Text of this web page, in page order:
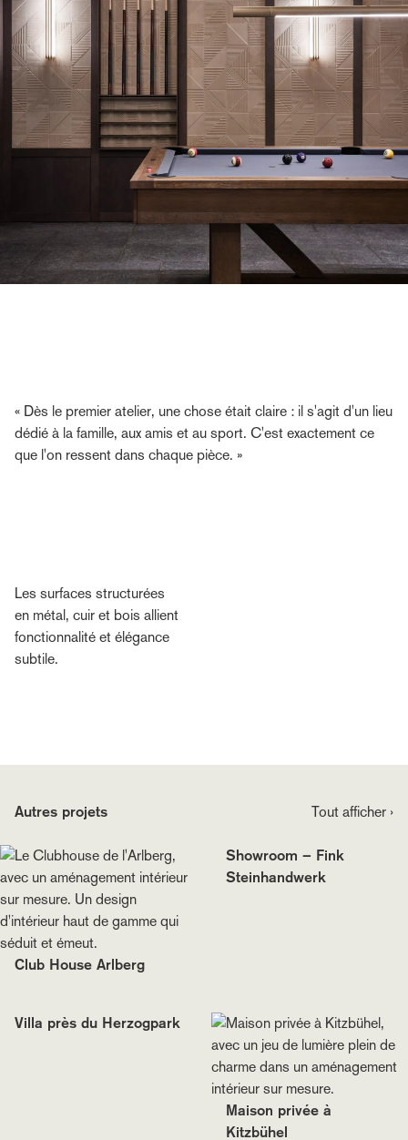
« Dès le premier atelier, une chose était claire : il s'agit d'un lieu
dédié à la famille, aux amis et au sport. C'est exactement ce
que l'on ressent dans chaque pièce. »
Les surfaces structurées
en métal, cuir et bois allient
fonctionnalité et élégance
subtile.
Autres projets Tout afficher ›
Club House Arlberg
Showroom – Fink
Steinhandwerk
Villa près du Herzogpark
Maison privée à
Kitzbühel